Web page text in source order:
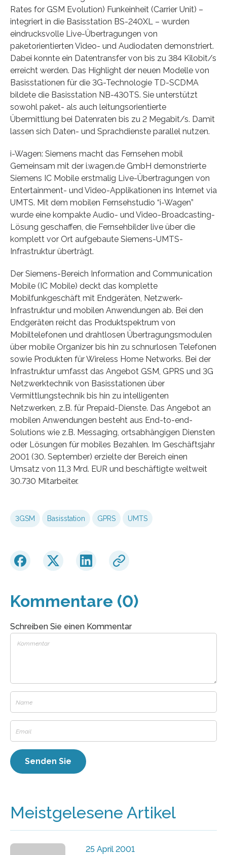
Rates for GSM Evolution) Funkeinheit (Carrier Unit) –
integriert in die Basisstation BS-240XL – wurden
eindrucksvolle Live-Übertragungen von
paketorientierten Video- und Audiodaten demonstriert.
Dabei konnte ein Datentransfer von bis zu 384 Kilobit/s
erreicht werden. Das Highlight der neuen Modelle von
Basisstationen für die 3G-Technologie TD-SCDMA
bildete die Basisstation NB-430TS. Sie unterstützt
sowohl paket- als auch leitungsorientierte
Übermittlung bei Datenraten bis zu 2 Megabit/s. Damit
lassen sich Daten- und Sprachdienste parallel nutzen.
i-Wagen: Siemens macht das Fernsehen mobil
Gemeinsam mit der i.wagen.de GmbH demonstrierte
Siemens IC Mobile erstmalig Live-Übertragungen von
Entertainment- und Video-Applikationen ins Internet via
UMTS. Mit dem mobilen Fernsehstudio “i-Wagen”
wurde eine kompakte Audio- und Video-Broadcasting-
Lösung geschaffen, die Fernsehbilder live über die
komplett vor Ort aufgebaute Siemens-UMTS-
Infrastruktur überträgt.
Der Siemens-Bereich Information and Communication
Mobile (IC Mobile) deckt das komplette
Mobilfunkgeschäft mit Endgeräten, Netzwerk-
Infrastruktur und mobilen Anwendungen ab. Bei den
Endgeräten reicht das Produktspektrum von
Mobiltelefonen und drahtlosen Übertragungsmodulen
über mobile Organizer bis hin zu schnurlosen Telefonen
sowie Produkten für Wireless Home Networks. Bei der
Infrastruktur umfasst das Angebot GSM, GPRS und 3G
Netzwerktechnik von Basisstationen über
Vermittlungstechnik bis hin zu intelligenten
Netzwerken, z.B. für Prepaid-Dienste. Das Angebot an
mobilen Anwendungen besteht aus End-to-end-
Solutions wie z.B. Messaging, ortsabhängigen Diensten
oder Lösungen für mobiles Bezahlen. Im Geschäftsjahr
2001 (30. September) erzielte der Bereich einen
Umsatz von 11,3 Mrd. EUR und beschäftigte weltweit
30.730 Mitarbeiter.
3GSM Basisstation GPRS UMTS
Kommentare (0)
Schreiben Sie einen Kommentar
Meistgelesene Artikel
25 April 2001